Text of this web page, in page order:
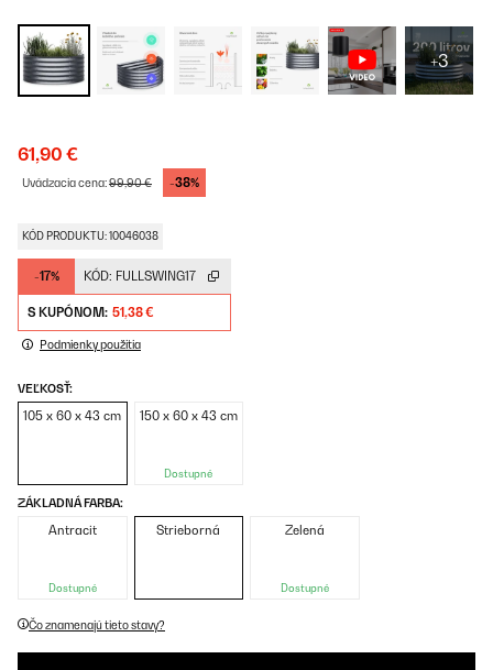
+3
61,90 €
Uvádzacia cena:99,90 € -38%
KÓD PRODUKTU: 10046038
-17% KÓD: FULLSWING17
S KUPÓNOM: 51,38 €
Podmienky použitia
VEĽKOSŤ:
105 x 60 x 43 cm 150 x 60 x 43 cm
Dostupné
ZÁKLADNÁ FARBA:
Antracit
Dostupné
Strieborná Zelená
Dostupné
Čo znamenajú tieto stavy?